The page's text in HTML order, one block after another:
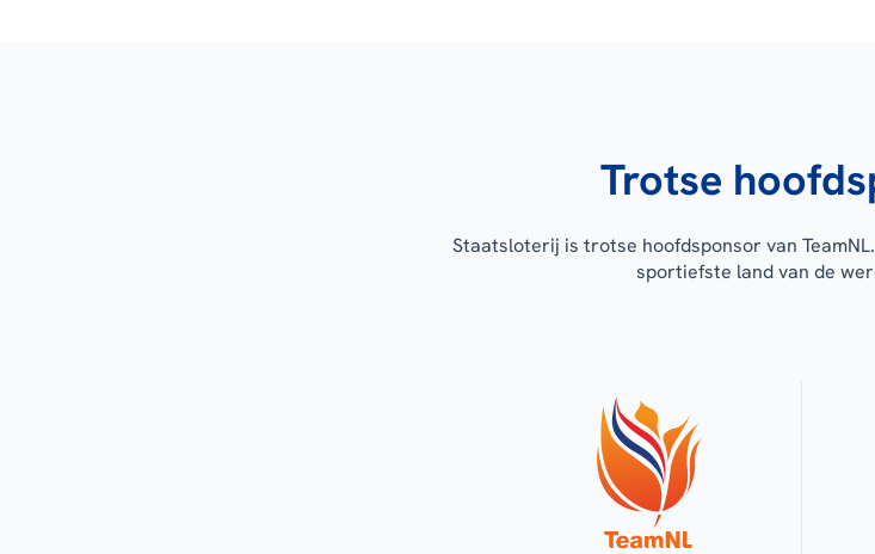
Trotse
Staatsloterij is trotse hoofdsponsor van
sportiefste land van de